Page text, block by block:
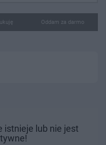
Oddam za darmo
istnieje lub nie jest